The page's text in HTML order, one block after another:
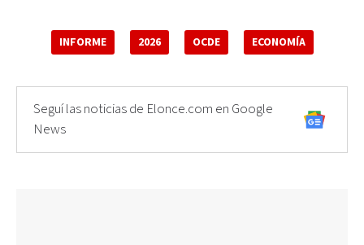
INFORME 2026 OCDE ECONOMÍA
Seguí las noticias de Elonce.com en Google
News